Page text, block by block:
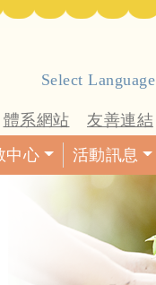
Select Language
體系網站 友善連結
中心 活動訊息